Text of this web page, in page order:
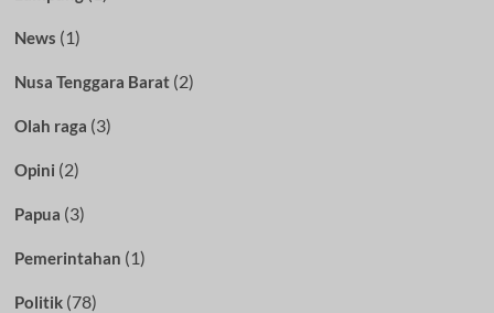
News (1)
Nusa Tenggara Barat(2)
Olah raga (3)
Opini (2)
Papua (3)
Pemerintahan (1)
Politik(78)